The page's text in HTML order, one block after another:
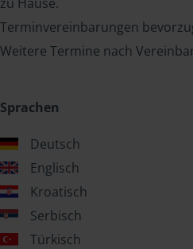
Terminvereinbarungen
Weitere Termine nach
Sprachen
Deutsch
Englisch
Kroatisch
Serbisch
Türkisch